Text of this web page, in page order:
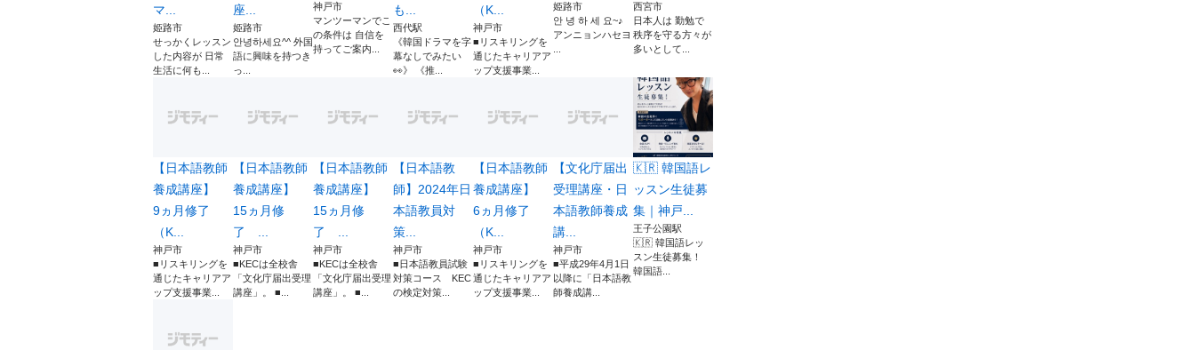
マ...
姫路市
せっかくレッスン
した内容が 日常
生活に何も...
座...
姫路市
안녕하세요^^ 外国
語に興味を持つき
っ...
神戸市
マンツーマンでこ
の条件は 自信を
持ってご案内...
も...
西代駅
《韓国ドラマを字
幕なしでみたい
👀》 《推...
（K...
神戸市
■リスキリングを
通じたキャリアア
ップ支援事業...
姫路市
안 녕 하 세 요~♪
アンニョンハセヨ
西宮市
日本人は 勤勉で
秩序を守る方々が
多いとして...
【日本語教師
養成講座】
9ヵ月修了
（K...
神戸市
■リスキリングを
通じたキャリアア
ップ支援事業...
【日本語教師
養成講座】
15ヵ月修
了 ...
神戸市
■KECは全校舎
「文化庁届出受理
講座」。 ■...
【日本語教師
養成講座】
15ヵ月修
了 ...
神戸市
■KECは全校舎
「文化庁届出受理
講座」。 ■...
【日本語教
師】2024年日
本語教員対
策...
神戸市
■日本語教員試験
対策コース KEC
の検定対策...
【日本語教師
養成講座】
6ヵ月修了
（K...
神戸市
■リスキリングを
通じたキャリアア
ップ支援事業...
【文化庁届出
受理講座・日
本語教師養成
講...
神戸市
■平成29年4月1日
以降に「日本語教
師養成講...
🇰🇷 韓国語レ
ッスン生徒募
集｜神戸...
王子公園駅
🇰🇷 韓国語レッ
スン生徒募集！
韓国語...